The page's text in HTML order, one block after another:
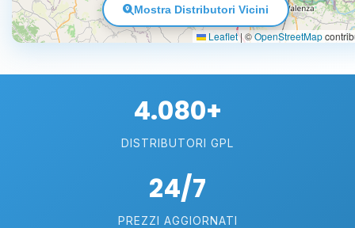
Leaflet|©OpenStreetMap
Mostra Distributori Vicini
4.080+
DISTRIBUTORI GPL
24/7
PREZZI AGGIORNATI